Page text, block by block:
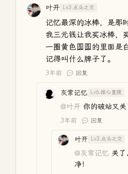
叶开 Lv3.点头之交
记忆最深的冰棒，是那
我三元钱让我买冰棒，
一圈黄色圆圆的里面是
记得叫什么牌子了。
3年前 回复
灰常记忆 Lv6.推心置腹
@叶开 你的破站又关
3年前 回复
叶开 Lv3.点头之交
@灰常记忆 关了
净！